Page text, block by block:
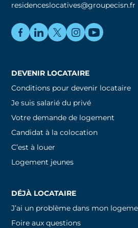
residenceslocatives@groupecisn.fr
DEVENIR LOCATAIRE
Conditions pour devenir locataire
Je suis salarié du privé
Votre demande de logement
Candidat à la colocation
C’est à louer
Logement jeunes
DÉJÀ LOCATAIRE
J’ai un problème dans mon
Foire aux questions